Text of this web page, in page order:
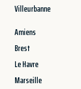
Villeurbanne
Amiens
Brest
Le Havre
Marseille